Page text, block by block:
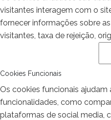
visitantes interagem com o
fornecer informações sobre
visitantes, taxa de rejeição,
Cookies Funcionais
Os cookies funcionais ajudam
funcionalidades, como
plataformas de social media,